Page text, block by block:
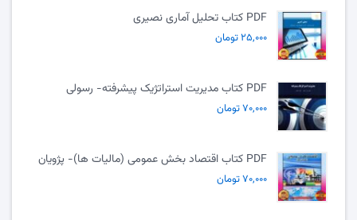
PDF کتاب تحلیل آماری نصیری
۲۵,۰۰۰ تومان
PDF کتاب مدیریت استراتژیک پیشرفته- رسولی
۷۰,۰۰۰ تومان
PDF کتاب اقتصاد بخش عمومی (مالیات ها)- پژویان
۷۰,۰۰۰ تومان